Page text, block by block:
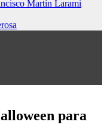
Martín Larami
para